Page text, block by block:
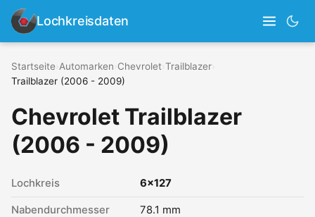
Lochkreisdaten
Startseite Automarken Chevrolet Trailblazer
Trailblazer (2006 - 2009)
Chevrolet Trailblazer
(2006 - 2009)
Lochkreis 6x127
Nabendurchmesser 78.1 mm